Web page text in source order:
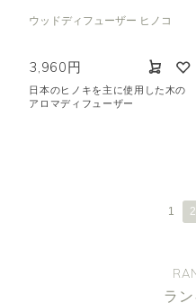
ウッドディフューザー ヒノコ
3,960円
日本のヒノキを主に使用した木の
アロマディフューザー
1 2
ラ